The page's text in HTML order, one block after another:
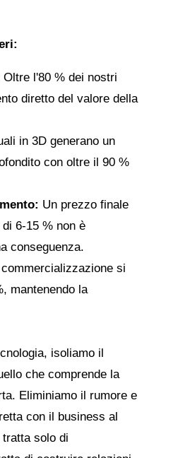
Oltre l'80 % dei nostri
diretto del valore della
in 3D generano un
con oltre il 90 %
Un prezzo finale
6-15 % non è
conseguenza.
si
mantenendo la
isoliamo il
che comprende la
Eliminiamo il rumore e
con il business al
solo di